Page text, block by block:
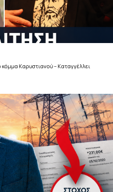
κόμμα Καρυστιανού – Καταγγέλλει